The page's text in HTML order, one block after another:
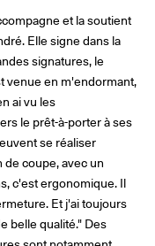
et la soutient
Elle signe dans la
signatures, le
venue en m'endormant,
ai vu les
le prêt-à-porter à ses
se réaliser
coupe, avec un
c'est ergonomique. Il
Et j'ai toujours
belle qualité." Des